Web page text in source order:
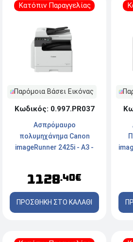
Κατόπιν Παραγγελίας
Παρόμοια Βάσει Εικόνας
Κωδικός: 0.997.PR037
Ασπρόμαυρο
πολυμηχάνημα Canon
imageRunner 2425i - A3 -
dpi - 25 ppm - Ethernet,
USB, Wi-Fi + Toner Canon C-
EXV60 Black
1128.40€
ΠΡΟΣΘΗΚΗ ΣΤΟ ΚΑΛΑΘΙ